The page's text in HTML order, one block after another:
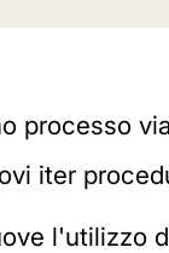
processo
iter
l'utilizzo